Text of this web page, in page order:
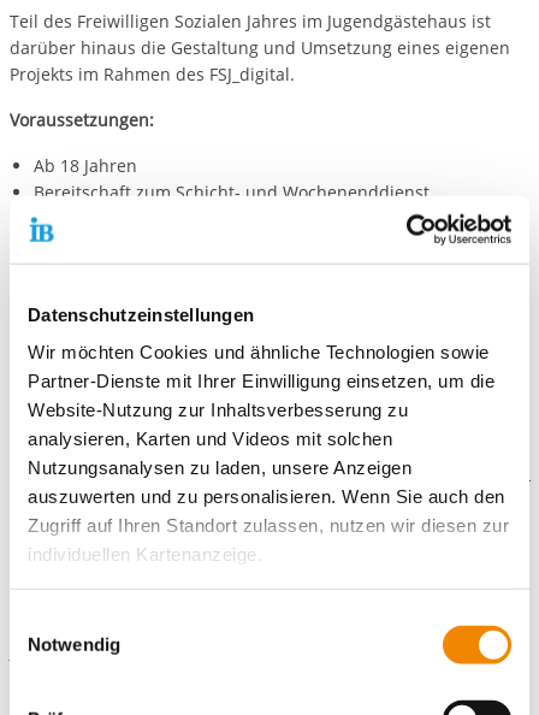
Datenschutzeinstellungen
Wir möchten Cookies und ähnliche Technologien sowie
Partner-Dienste mit Ihrer Einwilligung einsetzen, um die
Website-Nutzung zur Inhaltsverbesserung zu
analysieren, Karten und Videos mit solchen
Nutzungsanalysen zu laden, unsere Anzeigen
auszuwerten und zu personalisieren. Wenn Sie auch den
Zugriff auf Ihren Standort zulassen, nutzen wir diesen zur
individuellen Kartenanzeige.
unsere Partner Daten wie Ihre IP-Adresse und
verarbeiten diese zusammen mit Daten von anderen
Websites. Die Partner erkennen mitunter auch, wenn Sie
Notwendig
Teil des Freiwilligen Sozialen Jahres im Jugendgästehaus ist
darüber hinaus die Gestaltung und Umsetzung eines eigenen
Projekts im Rahmen des FSJ_digital.
Voraussetzungen:
Ab 18 Jahren
Bereitschaft zum Schicht- und Wochenenddienst
Bewerbung:
du persönliche Angaben und Einsatzwünsche eintragen sowie
Format) direkt hochladen.
Wir freuen uns auf deine Bewerbung!
IB e.V. Stuttgart: IB Jugendgästehaus Stuttgart
E-Mail schreiben